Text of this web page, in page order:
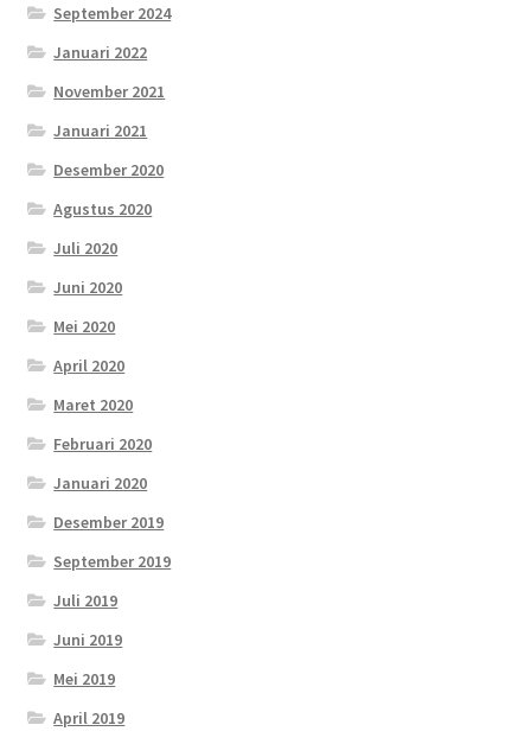
September 2024
Januari 2022
November 2021
Januari 2021
Desember 2020
Agustus 2020
Juli 2020
Juni 2020
Mei 2020
April 2020
Maret 2020
Februari 2020
Januari 2020
Desember 2019
September 2019
Juli 2019
Juni 2019
Mei 2019
April 2019